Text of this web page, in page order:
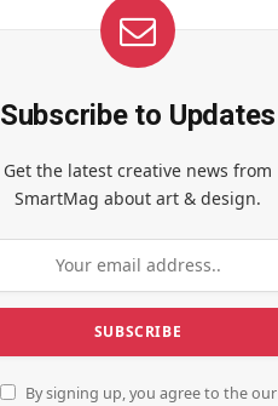
Subscribe to Updates
Get the latest creative news from
SmartMag about art & design.
By signing up, you agree to the our